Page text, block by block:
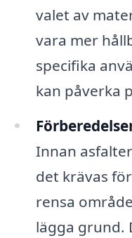
valet av
vara mer
specifika
kan påverka
Innan
det krävas
rensa
lägga grund.